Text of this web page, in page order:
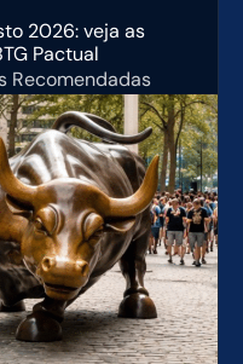
2026: veja as
Pactual
Recomendadas